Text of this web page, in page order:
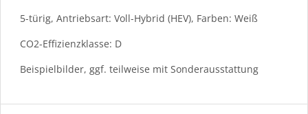
5-türig, Antriebsart: Voll-Hybrid (HEV), Farben: Weiß
CO2-Effizienzklasse: D
Beispielbilder, ggf. teilweise mit Sonderausstattung